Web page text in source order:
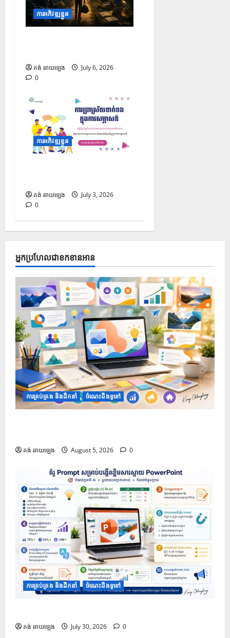
ការអភិវឌ្ឍខ្លួន
គង់ ឆាយឡេង
July 6, 2026
0
ការអភិវឌ្ឍខ្លួន
គង់ ឆាយឡេង
July 3, 2026
0
អ្នកប្រហែលជាខកខានអាន
ការគ្រប់គ្រង និងដឹកនាំ ចំណេះដឹងទូទៅ
គង់ ឆាយឡេង August 5, 2026 0
ការគ្រប់គ្រង និងដឹកនាំ ចំណេះដឹងទូទៅ
គង់ ឆាយឡេង July 30, 2026 0